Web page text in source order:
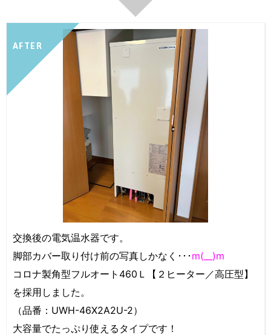
AFTER
交換後の電気温水器です。
脚部カバー取り付け前の写真しかなく･･･ m(__)m
コロナ製角型フルオート460Ｌ【２ヒーター／高圧型】
を採用しました。
（品番：UWH-46X2A2U-2）
大容量でたっぷり使えるタイプです！